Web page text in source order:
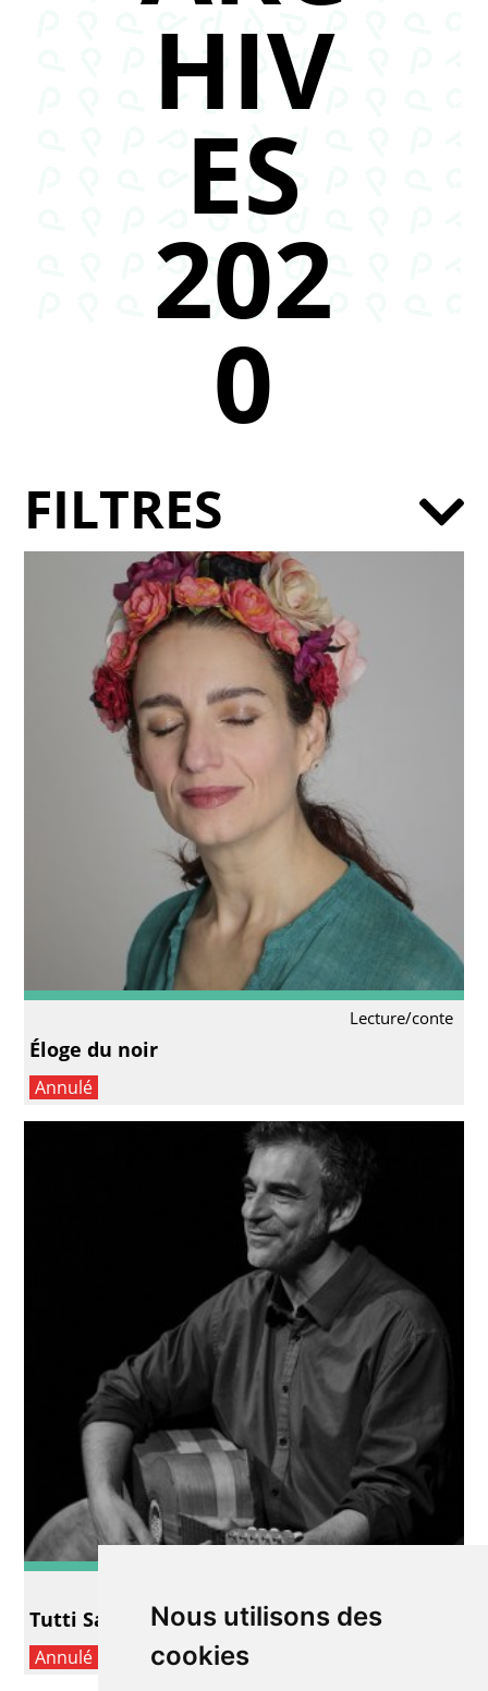
Nous utilisons des
cookies
HIV
ES
202
0
Lecture/conte
Éloge du noir
Annulé
Tutti Santi
Annulé
FILTRES